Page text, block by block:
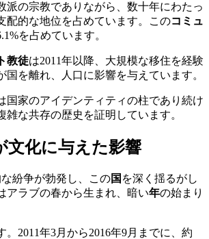
派の宗教でありながら、数十年にわたっ
配的な地位を占めています。このコミュ
を占めています。
教徒は2011年以降、大規模な移住を経験
国を離れ、人口に影響を与えています。
国家のアイデンティティの柱であり続け
雑な共存の歴史を証明しています。
文化に与えた影響
紛争が勃発し、この国 を深く揺るがし
アラブの春から生まれ、暗い年の始まり
。2011年3月から2016年9月までに、約